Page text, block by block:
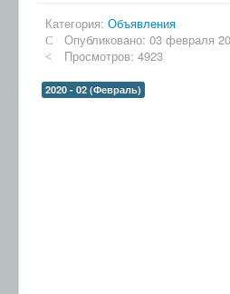
Категория: Объявления
Опубликовано: 03 февраля
Просмотров: 4923
2020 - 02 (Февраль)